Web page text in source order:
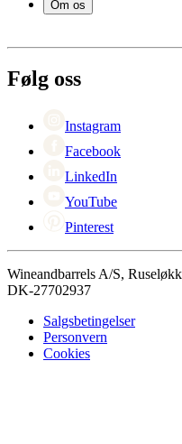
Betaling
Retur
Om os
Karriere
Black Friday
Cyber Monday
Følg oss
Instagram
Facebook
LinkedIn
YouTube
Pinterest
Wineandbarrels A/S,
DK-27702937
Salgsbetingelser
Personvern
Cookies